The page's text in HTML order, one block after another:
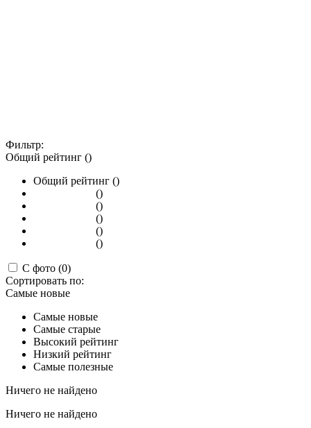
Фильтр:
Общий рейтинг ()
Общий рейтинг ()
()
()
()
()
()
С фото (0)
Сортировать по:
Самые новые
Самые новые
Самые старые
Высокий рейтинг
Низкий рейтинг
Самые полезные
Ничего не найдено
Ничего не найдено